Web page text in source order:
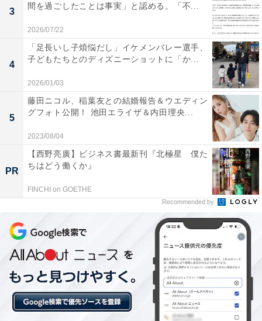
3
間を過ごしたことは事実」と認める。「不...
2026/07/22
4
「足長いし子煩悩だし」イケメンバレー選手、
子どもたちとのディズニーショットに「か...
2026/01/03
5
藤田ニコル、稲葉友との結婚報告＆ウエディン
グフォト公開！ 池田エライザ＆内田理央...
2023/08/04
PR
【西野亮廣】ビジネス書最新刊『北極星 僕た
ちはどう働くか』
FINCHI on GOETHE
Recommended by